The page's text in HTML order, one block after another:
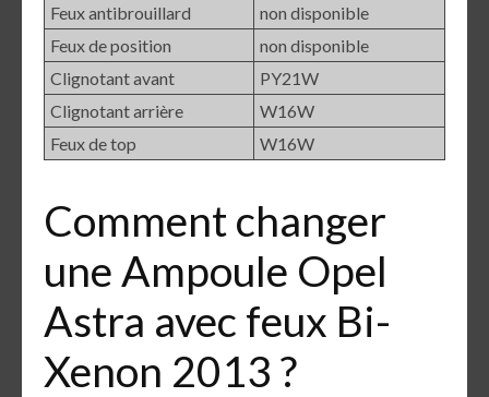
Feux antibrouillard
non disponible
Feux de position
non disponible
Clignotant avant
PY21W
Clignotant arrière
W16W
Feux de top
W16W
Comment changer
une Ampoule Opel
Astra avec feux Bi-
Xenon 2013 ?